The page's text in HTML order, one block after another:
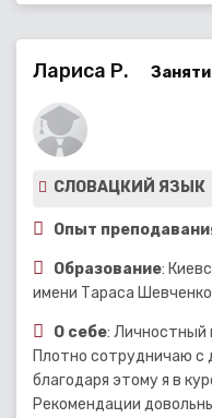
Лариса Р.
СЛОВАЦКИЙ ЯЗЫК
Опыт
Образование:
имени Тараса Шевченко
О себе: Личностный
Плотно сотрудничаю с
благодаря этому я в
Рекомендации